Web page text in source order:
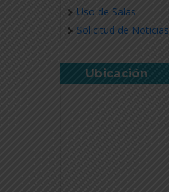
Uso de Salas
Solicitud de Noticias
Ubicación